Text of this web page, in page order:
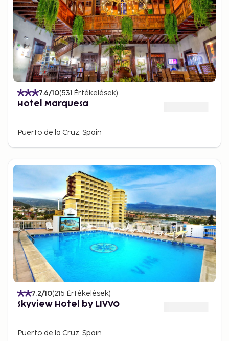
7.6/10(531 Értékelések)
Hotel Marquesa
Puerto de la Cruz, Spain
7.2/10(215 Értékelések)
Skyview Hotel by LIVVO
Puerto de la Cruz, Spain